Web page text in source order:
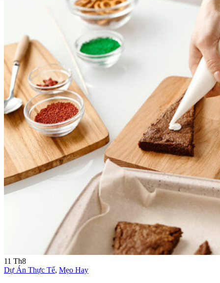
11 Th8
Dự Án Thực Tế, Mẹo Hay